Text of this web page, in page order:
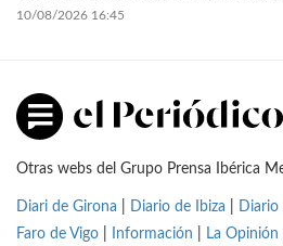
10/08/2026 16:45
Otras webs del Grupo Prensa Ibérica
Diari de Girona Diario de Ibiza Diario
Faro de Vigo
Información La Opinión